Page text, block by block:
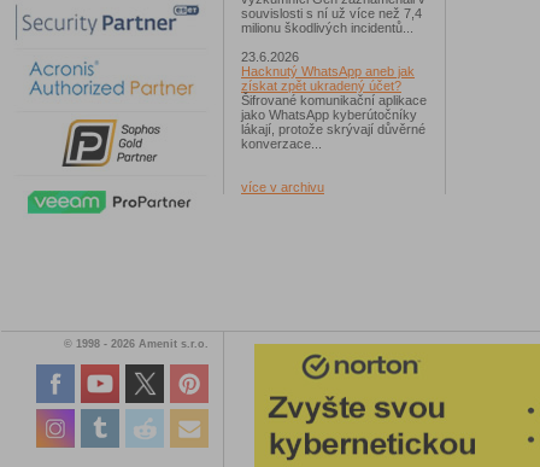
souvislosti s ní už více než 7,4
milionu škodlivých incidentů...
23.6.2026
Hacknutý WhatsApp aneb jak
získat zpět ukradený účet?
Šifrované komunikační aplikace
jako WhatsApp kyberútočníky
lákají, protože skrývají důvěrné
konverzace...
více v archivu
© 1998 - 2026 Amenit s.r.o.